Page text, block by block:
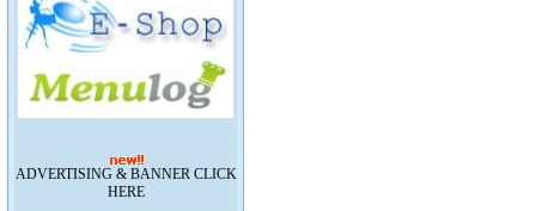
ADVERTISING & BANNER CLICK
HERE